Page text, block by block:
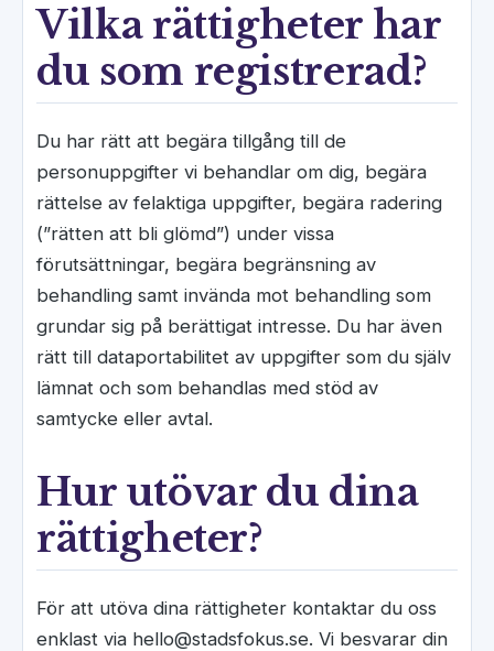
Vilka rättigheter har
du som registrerad?
Du har rätt att begära tillgång till de
personuppgifter vi behandlar om dig, begära
rättelse av felaktiga uppgifter, begära radering
(”rätten att bli glömd”) under vissa
förutsättningar, begära begränsning av
behandling samt invända mot behandling som
grundar sig på berättigat intresse. Du har även
rätt till dataportabilitet av uppgifter som du själv
lämnat och som behandlas med stöd av
samtycke eller avtal.
Hur utövar du dina
rättigheter?
För att utöva dina rättigheter kontaktar du oss
enklast via hello@stadsfokus.se. Vi besvarar din